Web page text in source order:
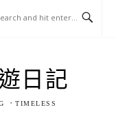
日記
．TIMELESS